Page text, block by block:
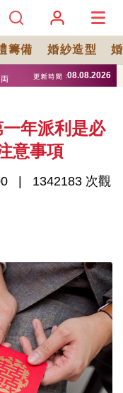
籌備 婚紗造型
年派利是必
意事項
1342183 次觀